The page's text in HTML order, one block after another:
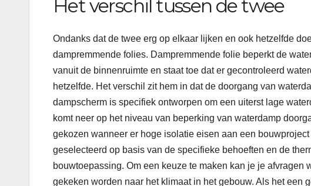
Het verschil tussen de twee
Ondanks dat de twee erg op elkaar lijken en ook hetzelfde
dampremmende folies. Dampremmende folie beperkt de
vanuit de binnenruimte en staat toe dat er gecontroleerd
hetzelfde. Het verschil zit hem in dat de doorgang van
dampscherm is specifiek ontworpen om een uiterst lage
komt neer op het niveau van beperking van waterdamp
gekozen wanneer er hoge isolatie eisen aan een
geselecteerd op basis van de specifieke behoeften en de
bouwtoepassing. Om een keuze te maken kan je je
gekeken worden naar het klimaat in het gebouw. Als het een